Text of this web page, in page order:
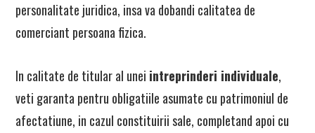
personalitate juridica, insa va dobandi calitatea de
comerciant persoana fizica.
In calitate de titular al unei intreprinderi individuale,
veti garanta pentru obligatiile asumate cu patrimoniul de
afectatiune, in cazul constituirii sale, completand apoi cu